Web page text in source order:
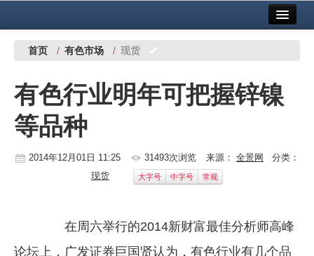
中国有色金属报社主办 广告服务
铜镍铅锌
铝
稀有稀土
镁钛
首页 / 有色市场 / 现货
有色行业明年可把握锌镍
等品种
2014年12月01日 11:25 31493次浏览 来源： 全景网
分类：
现货
大字号 中字号 常规
在周六举行的2014新财富最佳分析师高峰
论坛上，广发证券巨国贤认为，有色行业有几个品